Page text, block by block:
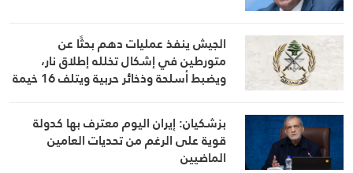
الجيش ينفذ عمليات دهم بحثًا عن
متورطين في إشكال تخلله إطلاق نار،
ويضبط أسلحة وذخائر حربية ويتلف 16 خيمة
بزشكيان: إيران اليوم معترف بها كدولة
قوية على الرغم من تحديات العامين
الماضيين